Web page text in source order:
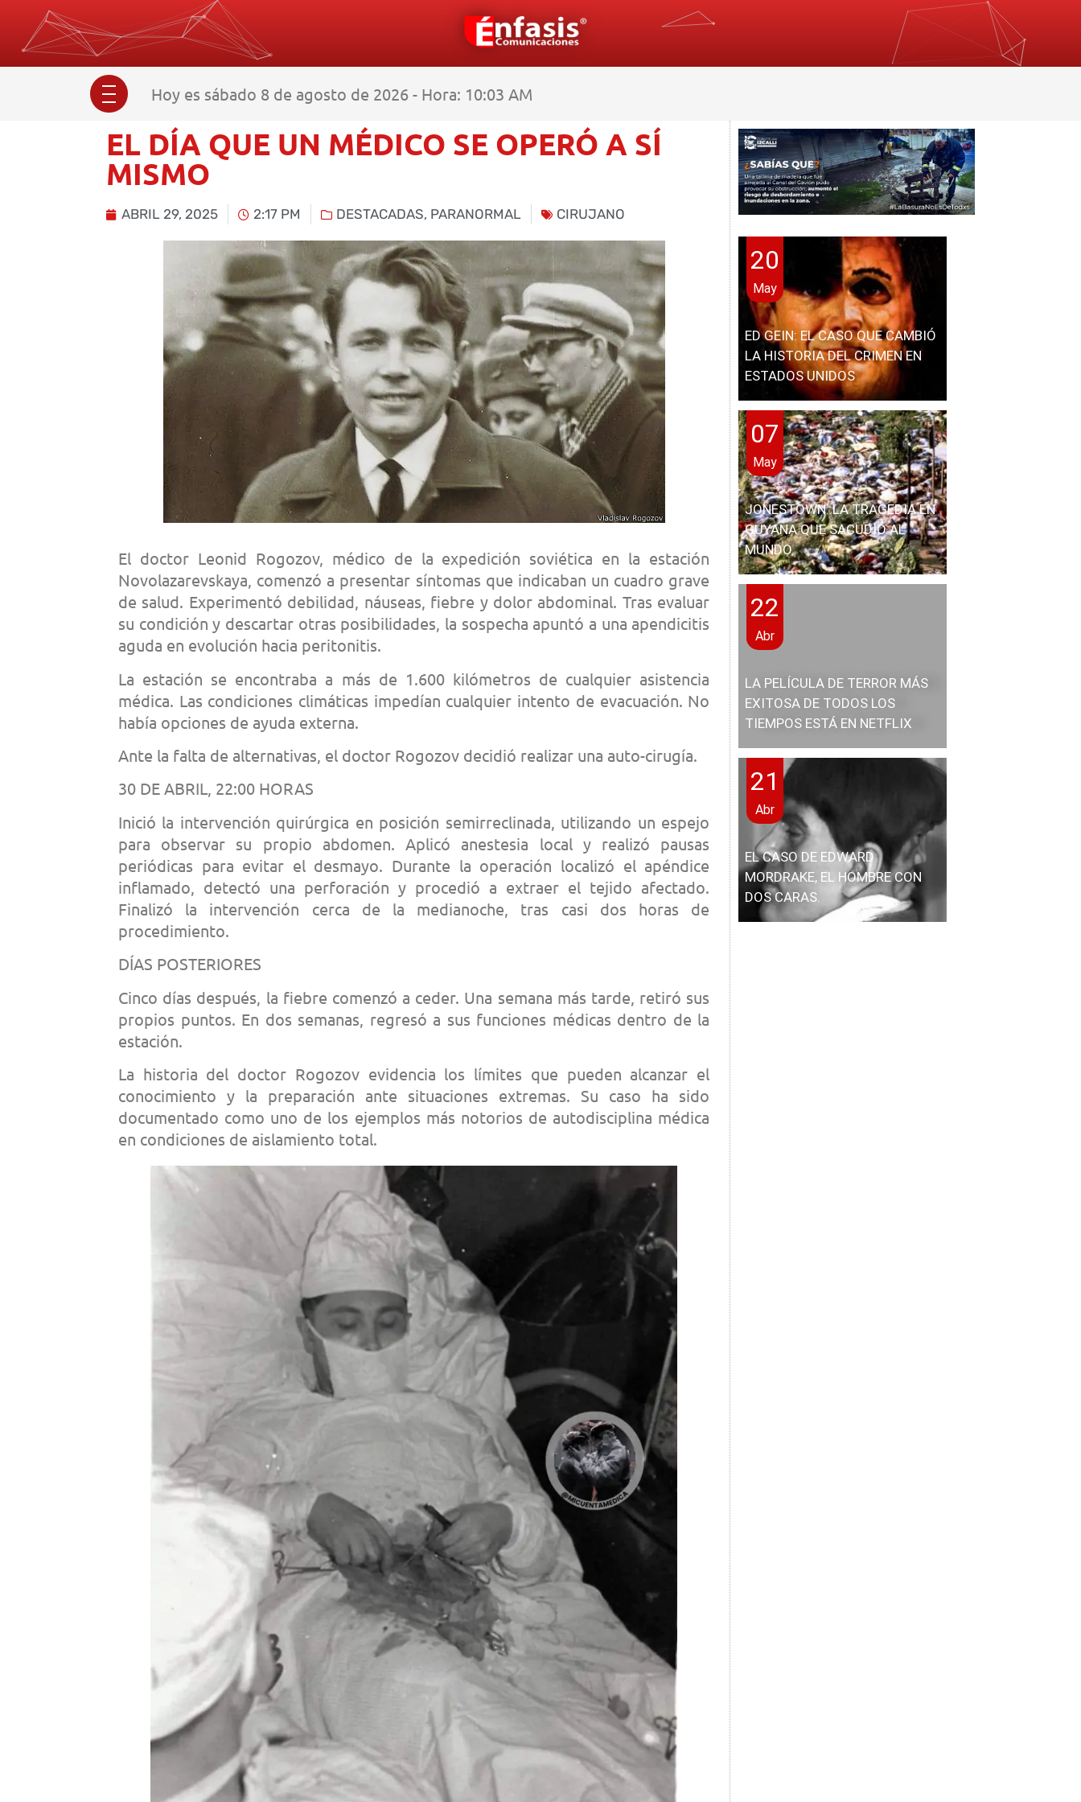
Hoy es sábado 8 de agosto de 2026 - Hora: 10:03 AM
EL DÍA QUE UN MÉDICO SE OPERÓ A SÍ
MISMO
ABRIL 29, 2025 2:17 PM DESTACADAS, PARANORMAL CIRUJANO
El doctor Leonid Rogozov, médico de la expedición soviética en la estación
Novolazarevskaya, comenzó a presentar síntomas que indicaban un cuadro grave
de salud. Experimentó debilidad, náuseas, fiebre y dolor abdominal. Tras evaluar
su condición y descartar otras posibilidades, la sospecha apuntó a una apendicitis
aguda en evolución hacia peritonitis.
La estación se encontraba a más de 1.600 kilómetros de cualquier asistencia
médica. Las condiciones climáticas impedían cualquier intento de evacuación. No
había opciones de ayuda externa.
Ante la falta de alternativas, el doctor Rogozov decidió realizar una auto-cirugía.
30 DE ABRIL, 22:00 HORAS
Inició la intervención quirúrgica en posición semirreclinada, utilizando un espejo
para observar su propio abdomen. Aplicó anestesia local y realizó pausas
periódicas para evitar el desmayo. Durante la operación localizó el apéndice
inflamado, detectó una perforación y procedió a extraer el tejido afectado.
Finalizó la intervención cerca de la medianoche, tras casi dos horas de
procedimiento.
DÍAS POSTERIORES
Cinco días después, la fiebre comenzó a ceder. Una semana más tarde, retiró sus
propios puntos. En dos semanas, regresó a sus funciones médicas dentro de la
estación.
La historia del doctor Rogozov evidencia los límites que pueden alcanzar el
conocimiento y la preparación ante situaciones extremas. Su caso ha sido
documentado como uno de los ejemplos más notorios de autodisciplina médica
en condiciones de aislamiento total.
20
May
ED GEIN: EL CASO QUE CAMBIÓ
LA HISTORIA DEL CRIMEN EN
ESTADOS UNIDOS
07
May
JONESTOWN: LA TRAGEDIA EN
GUYANA QUE SACUDIÓ AL
MUNDO
22
Abr
LA PELÍCULA DE TERROR MÁS
EXITOSA DE TODOS LOS
TIEMPOS ESTÁ EN NETFLIX
21
Abr
EL CASO DE EDWARD
MORDRAKE, EL HOMBRE CON
DOS CARAS.